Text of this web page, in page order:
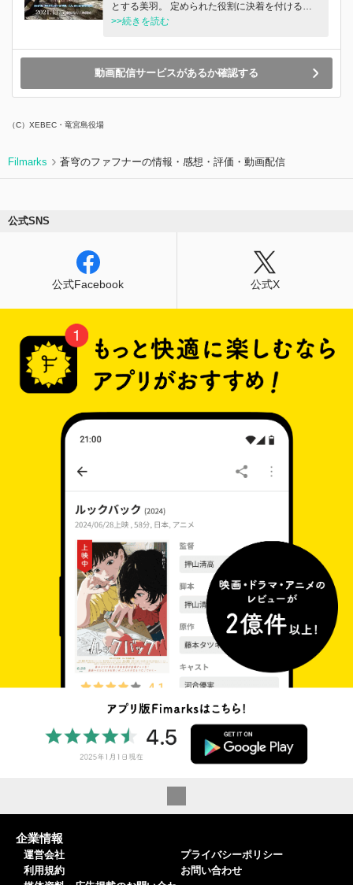
とする美⽻。 定められた役割に決着を付けるた
め、島へと突き進む総⼠。 だが、怒りと悲しみ
「役⽬を終えたら、俺の命をおまえにやる」
「いつまで同じことを繰り返す気なのさ︕」
「あなたは、私。私は、あなた……」 あの⽇、
⼆⼈の少年が導こうとした未来。 その思いは、
その彼⽅にあるという可能性の地平線で、少年と
>>続きを読む
動画配信サービスがあるか確認する
（C）XEBEC・竜宮島役場
Filmarks 蒼穹のファフナーの情報・感想・評価・動画配信
公式SNS
公式Facebook 公式X
企業情報
運営会社
利用規約
プライバシーポリシー
お問い合わせ